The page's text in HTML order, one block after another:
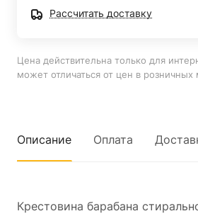
Рассчитать доставку
Цена действительна только для
может отличаться от цен в розничных
Описание Оплата
Крестовина барабана